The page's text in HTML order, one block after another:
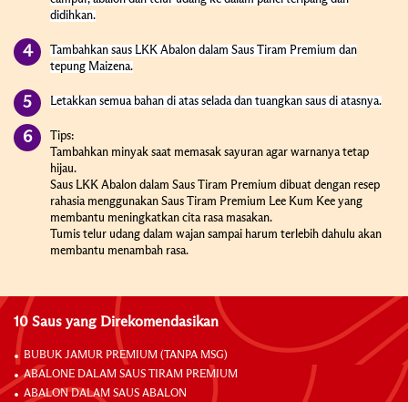
didihkan.
Tambahkan saus LKK Abalon dalam Saus Tiram Premium dan
tepung Maizena.
Letakkan semua bahan di atas selada dan tuangkan saus di atasnya.
Tips:
Tambahkan minyak saat memasak sayuran agar warnanya tetap
hijau.
Saus LKK Abalon dalam Saus Tiram Premium dibuat dengan resep
rahasia menggunakan Saus Tiram Premium Lee Kum Kee yang
membantu meningkatkan cita rasa masakan.
Tumis telur udang dalam wajan sampai harum terlebih dahulu akan
membantu menambah rasa.
10 Saus yang Direkomendasikan
BUBUK JAMUR PREMIUM (TANPA MSG)
ABALONE DALAM SAUS TIRAM PREMIUM
ABALON DALAM SAUS ABALON